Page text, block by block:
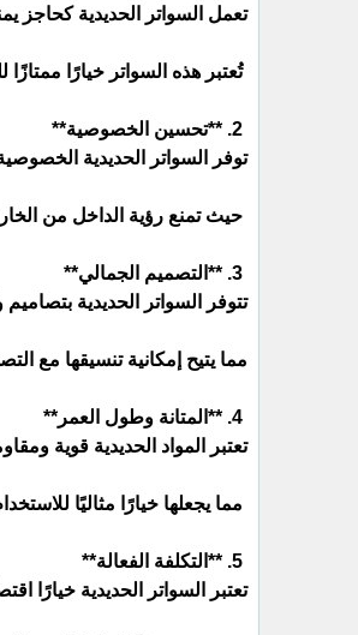
تعمل السواتر الحديدية كحاجز
تُعتبر هذه السواتر خيارًا ممتازًا
توفر السواتر الحديدية الخصوصية
حيث تمنع رؤية الداخل من
تتوفر السواتر الحديدية بتصاميم
مما يتيح إمكانية تنسيقها مع
تعتبر المواد الحديدية قوية
مما يجعلها خيارًا مثاليًا
تعتبر السواتر الحديدية خيارًا